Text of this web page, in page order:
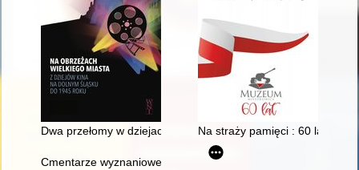
Dwa przełomy w dziejach kina na Dolnym Śląsku - metrażowy
Na straży pamięci : 60 lat
Cmentarze wyznaniowe do 1945 roku w granicach